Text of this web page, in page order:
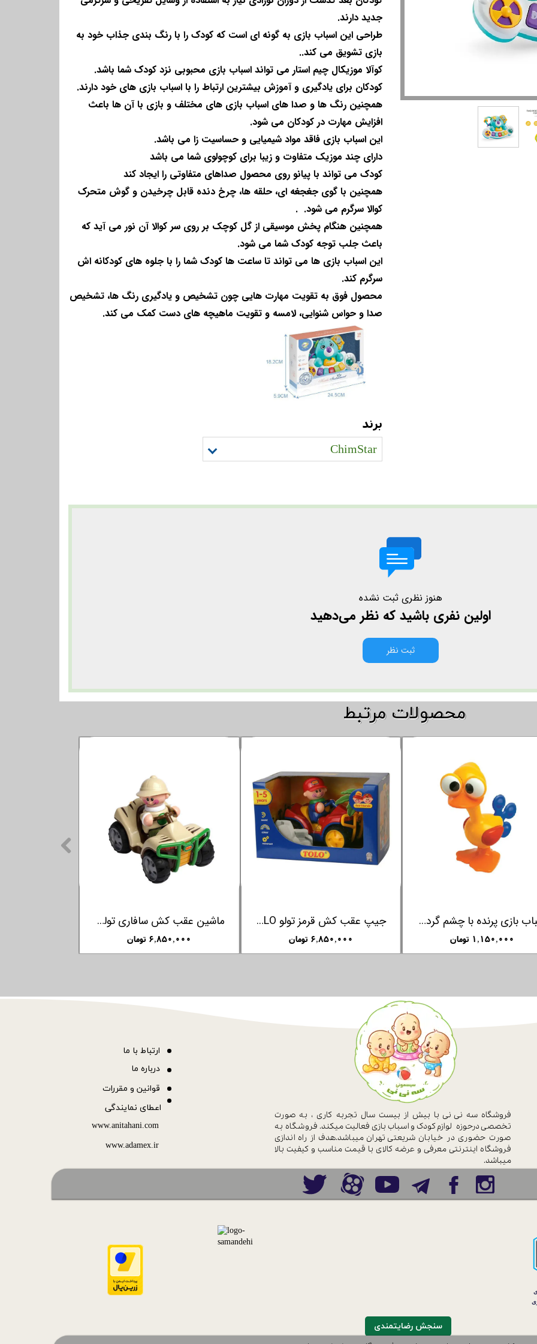
جدید دارند.
طراحی این اسباب بازی به گونه ای است که کودک را با رنگ بندی جذاب خود به
بازی تشویق می کند..
کوآلا موزيکال چیم استار می تواند اسباب بازی محبوبی نزد کودک شما باشد.
کودکان برای یادگیری و آموزش بیشترین ارتباط را با اسباب بازی های خود دارند.
همچنین رنگ ها و صدا های اسباب بازی های مختلف و بازی با آن ها باعث
افزایش مهارت در کودکان می شود.
این اسباب بازی فاقد مواد شیمیایی و حساسیت زا می باشد.
دارای چند موزیک متفاوت و زیبا برای کوچولوی شما می باشد
کودک می تواند با پیانو روی محصول صداهای متفاوتی را ایجاد کند
همچنین با گوی جغجغه ای، حلقه ها، چرخ دنده قابل چرخیدن و گوش متحرک
کوالا سرگرم می شود. .
همچنین هنگام پخش موسیقی از گل کوچک بر روی سر کوالا آن نور می آید که
باعث جلب توجه کودک شما می شود.
این اسباب بازی ها می تواند تا ساعت ها کودک شما را با جلوه های کودکانه اش
سرگرم کند.
محصول فوق به تقویت مهارت هایی چون تشخیص و یادگیری رنگ ها، تشخیص
صدا و حواس شنوایی، لامسه و تقویت ماهیچه های دست کمک می کند.
برند
ChimStar
هنوز نظری ثبت نشده
اولین نفری باشید که نظر می‌دهید
ثبت نظر
ربات آموزشی موزیکال Clementoni
۴,۹۵۰,۰۰۰ تومان
اسباب بازی کروکودیل آموزشی کلمنتونی Clementoni
۷,۵۰۰,۰۰۰ تومان
اسباب بازی ماشین کنترلی مسابقه ای کلمنتونی Clementoni
تومان
​​محصولات مرتبط
قوانین و مقررات
ارتباط با ما
درباره ما
اعطای نمایندگی
www.anitahani.com
www.ada​​​​​​​mex.ir
فروشگاه سه نی نی با بیش از بیست سال تجربه کاری ، به صورت
تخصصی درحوزه لوازم کودک و اسباب بازی فعالیت میکند. فروشگاه به
صورت حضوری در خیابان شریعتی تهران میباشد.هدف از راه اندازی
فروشگاه اینترنتی معرفی و عرضه کالای با قیمت مناسب و کیفیت بالا
میباشد.
سنجش رضایتمندی